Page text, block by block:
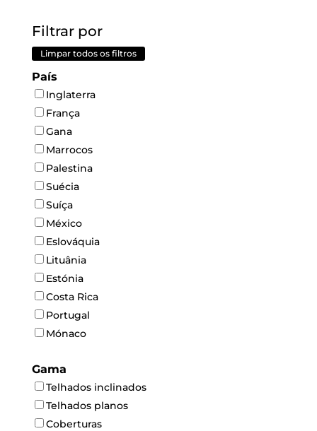
Filtrar por
Limpar todos os filtros
País
Inglaterra
França
Gana
Marrocos
Palestina
Suécia
Suíça
México
Eslováquia
Lituânia
Estónia
Costa Rica
Portugal
Mónaco
Gama
Telhados inclinados
Telhados planos
Coberturas